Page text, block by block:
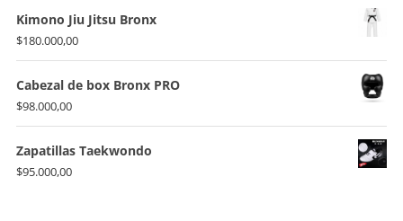
Kimono Jiu Jitsu Bronx
$180.000,00
Cabezal de box Bronx PRO
$98.000,00
Zapatillas Taekwondo
$95.000,00